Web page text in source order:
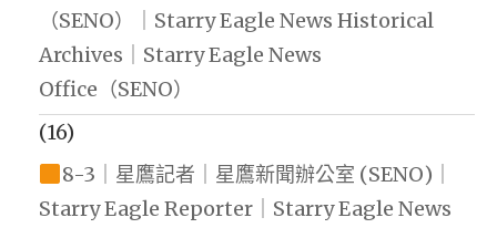
（SENO）｜Starry Eagle News Historical
Archives｜Starry Eagle News
Office（SENO）
(16)
8-3｜星鷹記者｜星鷹新聞辦公室 (SENO)｜
Starry Eagle Reporter｜Starry Eagle News